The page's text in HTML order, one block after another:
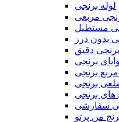
لوله برنجی
مربعی
مستطیل
بدون درز
دقیق
برنجی
مربع برنجی
برنجی
های برنجی
سفارشی
من پرتو